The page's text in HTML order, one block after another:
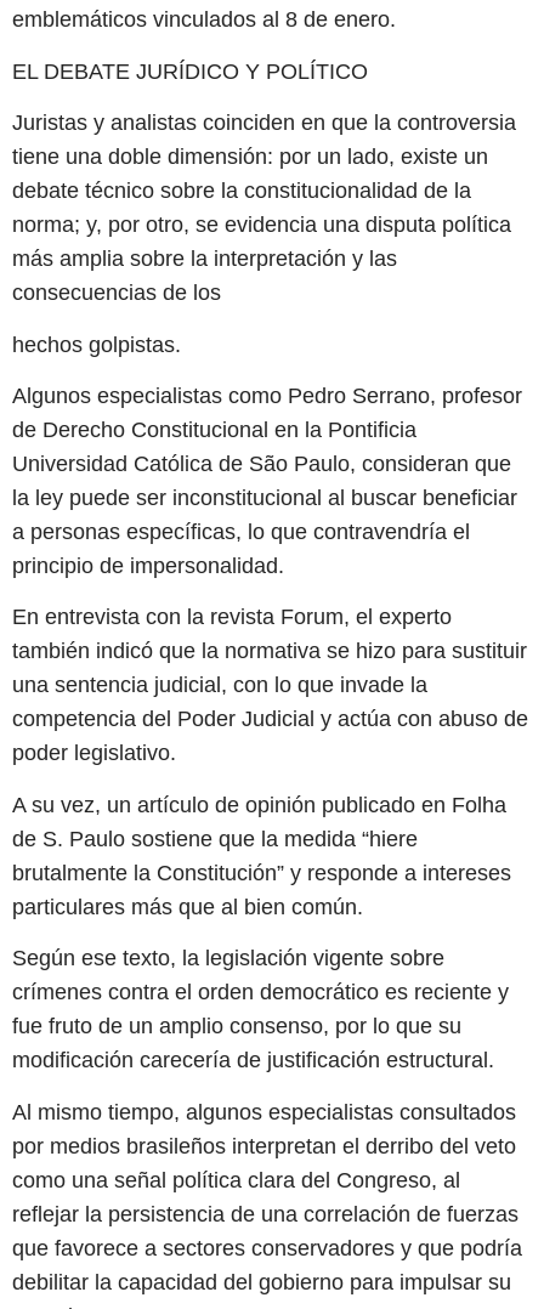
emblemáticos vinculados al 8 de enero.
EL DEBATE JURÍDICO Y POLÍTICO
Juristas y analistas coinciden en que la controversia
tiene una doble dimensión: por un lado, existe un
debate técnico sobre la constitucionalidad de la
norma; y, por otro, se evidencia una disputa política
más amplia sobre la interpretación y las
consecuencias de los
hechos golpistas.
Algunos especialistas como Pedro Serrano, profesor
de Derecho Constitucional en la Pontificia
Universidad Católica de São Paulo, consideran que
la ley puede ser inconstitucional al buscar beneficiar
a personas específicas, lo que contravendría el
principio de impersonalidad.
En entrevista con la revista Forum, el experto
también indicó que la normativa se hizo para sustituir
una sentencia judicial, con lo que invade la
competencia del Poder Judicial y actúa con abuso de
poder legislativo.
A su vez, un artículo de opinión publicado en Folha
de S. Paulo sostiene que la medida “hiere
brutalmente la Constitución” y responde a intereses
particulares más que al bien común.
Según ese texto, la legislación vigente sobre
crímenes contra el orden democrático es reciente y
fue fruto de un amplio consenso, por lo que su
modificación carecería de justificación estructural.
Al mismo tiempo, algunos especialistas consultados
por medios brasileños interpretan el derribo del veto
como una señal política clara del Congreso, al
reflejar la persistencia de una correlación de fuerzas
que favorece a sectores conservadores y que podría
debilitar la capacidad del gobierno para impulsar su